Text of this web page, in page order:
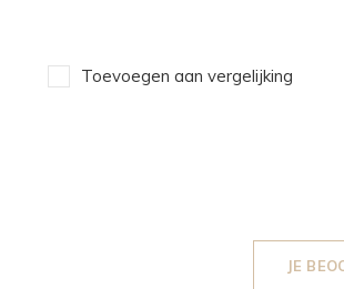
Toevoegen aan vergelijking
JE